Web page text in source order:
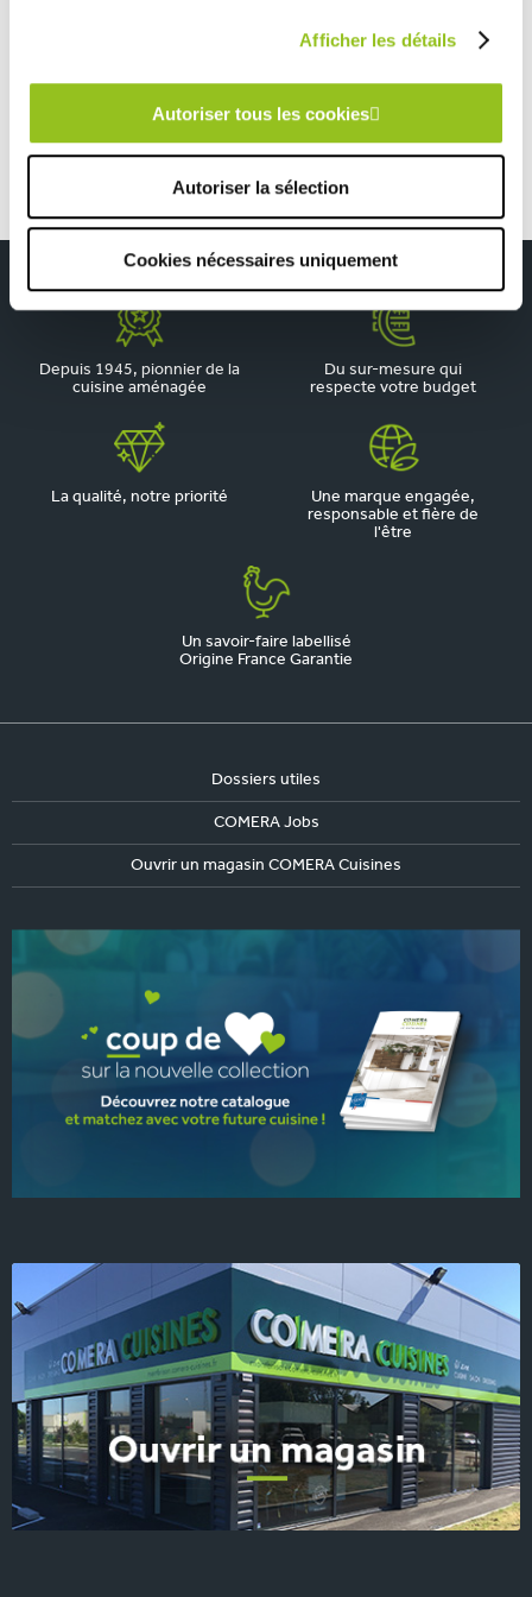
Afficher les détails
Autoriser tous les cookies
Autoriser la sélection
Cookies nécessaires uniquement
TOUTES NOS RÉALISATIONS
Depuis 1945, pionnier de la
cuisine aménagée
Du sur-mesure qui
respecte votre budget
La qualité, notre priorité
Une marque engagée,
responsable et fière de
l'être
Un savoir-faire labellisé
Origine France Garantie
Dossiers utiles
COMERA Jobs
Ouvrir un magasin COMERA Cuisines